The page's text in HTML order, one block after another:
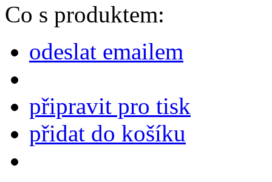
Co s produktem:
odeslat emailem
připravit pro tisk
přidat do košíku